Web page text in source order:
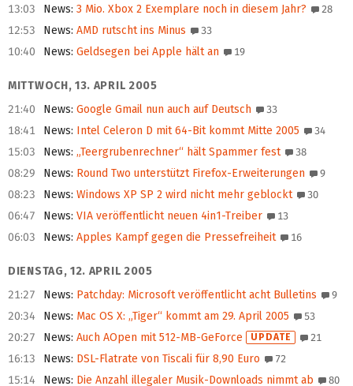
13:03 News: 3 Mio. Xbox 2 Exemplare noch in diesem Jahr? 28
12:53 News: AMD rutscht ins Minus 33
10:40 News: Geldsegen bei Apple hält an 19
MITTWOCH, 13. APRIL 2005
21:40
News: Google Gmail nun auch auf Deutsch 33
18:41 News: Intel Celeron D mit 64-Bit kommt Mitte 2005 34
15:03 News: „Teergrubenrechner“ hält Spammer fest 38
08:29 News: Round Two unterstützt Firefox-Erweiterungen 9
08:23 News: Windows XP SP 2 wird nicht mehr geblockt 30
06:47 News: VIA veröffentlicht neuen 4in1-Treiber 13
06:03 News: Apples Kampf gegen die Pressefreiheit 16
DIENSTAG, 12. APRIL 2005
21:27
News: Patchday: Microsoft veröffentlicht acht Bulletins 9
20:34 News: Mac OS X: „Tiger“ kommt am 29. April 2005 53
20:27 News: Auch AOpen mit 512-MB-GeForce UPDATE 21
16:13 News: DSL-Flatrate von Tiscali für 8,90 Euro 72
15:14 News: Die Anzahl illegaler Musik-Downloads nimmt ab 80